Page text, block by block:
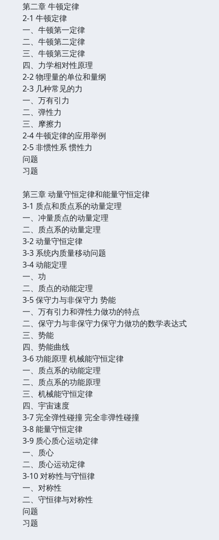
第二章 牛顿定律
2-1 牛顿定律
一、牛顿第一定律
二、牛顿第二定律
三、牛顿第三定律
四、力学相对性原理
2-2 物理量的单位和量纲
2-3 几种常见的力
一、万有引力
二、弹性力
三、摩擦力
2-4 牛顿定律的应用举例
2-5 非惯性系 惯性力
问题
习题
第三章 动量守恒定律和能量守恒定律
3-1 质点和质点系的动量定理
一、冲量质点的动量定理
二、质点系的动量定理
3-2 动量守恒定律
3-3 系统内质量移动问题
3-4 动能定理
一、功
二、质点的动能定理
3-5 保守力与非保守力 势能
一、万有引力和弹性力做功的特点
二、保守力与非保守力保守力做功的数学表达式
三、势能
四、势能曲线
3-6 功能原理 机械能守恒定律
一、质点系的动能定理
二、质点系的功能原理
三、机械能守恒定律
四、宇宙速度
3-7 完全弹性碰撞 完全非弹性碰撞
3-8 能量守恒定律
3-9 质心质心运动定律
一、质心
二、质心运动定律
3-10 对称性与守恒律
一、对称性
二、守恒律与对称性
问题
习题